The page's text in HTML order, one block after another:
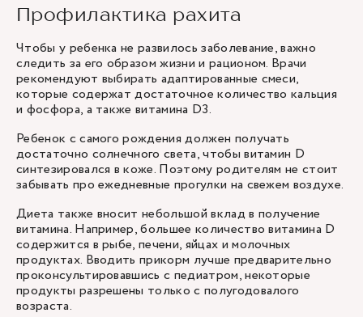
Профилактика рахита
Чтобы у ребенка не развилось заболевание, важно
следить за его образом жизни и рационом. Врачи
рекомендуют выбирать адаптированные смеси,
которые содержат достаточное количество кальция
и фосфора, а также витамина D3.
Ребенок с самого рождения должен получать
достаточно солнечного света, чтобы витамин D
синтезировался в коже. Поэтому родителям не стоит
забывать про ежедневные прогулки на свежем воздухе.
Диета также вносит небольшой вклад в получение
витамина. Например, большее количество витамина D
содержится в рыбе, печени, яйцах и молочных
продуктах. Вводить прикорм лучше предварительно
проконсультировавшись с педиатром, некоторые
продукты разрешены только с полугодовалого
возраста.